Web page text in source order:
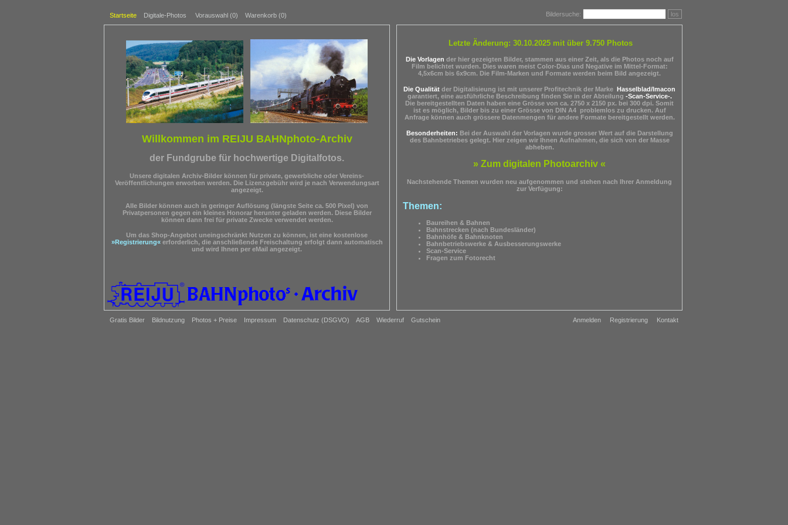
Startseite Digitale-Photos Vorauswahl (0) Warenkorb (0) Bildersuche: los
Gratis Bilder Bildnutzung Photos + Preise Impressum Datenschutz (DSGVO) AGB Wiederruf Gutschein Anmelden Registrierung Kontakt
Willkommen im REIJU BAHNphoto-Archiv
der Fundgrube für hochwertige Digitalfotos.
Unsere digitalen Archiv-Bilder können für private, gewerbliche oder Vereins-
Veröffentlichungen erworben werden. Die Lizenzgebühr wird je nach Verwendungsart
angezeigt.
Alle Bilder können auch in geringer Auflösung (längste Seite ca. 500 Pixel) von
Privatpersonen gegen ein kleines Honorar herunter geladen werden. Diese Bilder
können dann frei für private Zwecke verwendet werden.
Um das Shop-Angebot uneingschränkt Nutzen zu können, ist eine kostenlose
»Registrierung«erforderlich, die anschließende Freischaltung erfolgt dann automatisch
und wird Ihnen per eMail angezeigt.
Letzte Änderung: 30.10.2025 mit über 9.750 Photos
Die Vorlagen der hier gezeigten Bilder, stammen aus einer Zeit, als die Photos noch auf
Film belichtet wurden. Dies waren meist Color-Dias und Negative im Mittel-Format:
4,5x6cm bis 6x9cm. Die Film-Marken und Formate werden beim Bild angezeigt.
Die Qualität der Digitalisieung ist mit unserer Profitechnik der Marke Hasselblad/Imacon
garantiert, eine ausführliche Beschreibung finden Sie in der Abteilung -Scan-Service-.
Die bereitgestellten Daten haben eine Grösse von ca. 2750 x 2150 px. bei 300 dpi. Somit
ist es möglich, Bilder bis zu einer Grösse von DIN A4 problemlos zu drucken. Auf
Anfrage können auch grössere Datenmengen für andere Formate bereitgestellt werden.
Besonderheiten: Bei der Auswahl der Vorlagen wurde grosser Wert auf die Darstellung
des Bahnbetriebes gelegt. Hier zeigen wir Ihnen Aufnahmen, die sich von der Masse
abheben.
» Zum digitalen Photoarchiv «
Nachstehende Themen wurden neu aufgenommen und stehen nach Ihrer Anmeldung
zur Verfügung:
Themen:
Baureihen & Bahnen
Bahnstrecken (nach Bundesländer)
Bahnhöfe & Bahnknoten
Bahnbetriebswerke & Ausbesserungswerke
Scan-Service
Fragen zum Fotorecht